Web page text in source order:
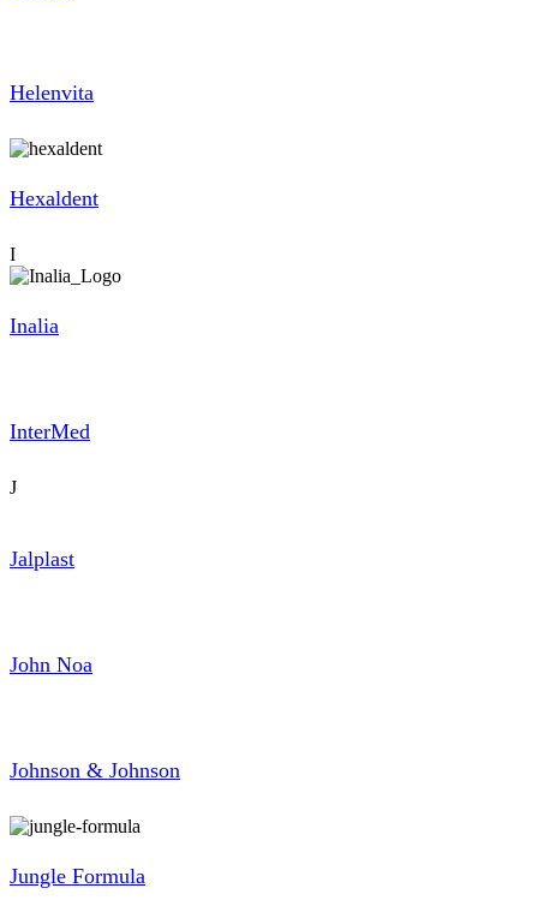
Helenvita
Hexaldent
I
Inalia
InterMed
J
Jalplast
John Noa
Johnson & Johnson
Jungle Formula